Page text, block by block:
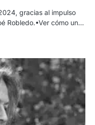
gracias al impulso
Robledo.•Ver cómo un…